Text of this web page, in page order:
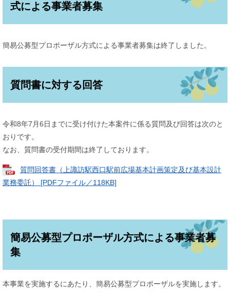
式による事業者募集
簡易公募型プロポーザル方式による事業者募集は終了しました。
質問書に対する回答
令和8年7月6日までに受け付けた本案件に係る質問及び回答は次のと
おりです。
なお、質問書の受付期間は終了しております。
質問回答書（上諏訪駅西口駅前広場基本計画策定及び基本設計
業務委託） [PDFファイル／118KB]
簡易公募型プロポーザル方式による事業者募
集
本事業を実施するにあたり、簡易公募型プロポーザルを実施します。